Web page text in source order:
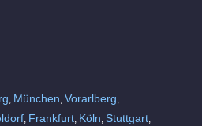
München Vorarlberg
Frankfurt Köln Stuttgart